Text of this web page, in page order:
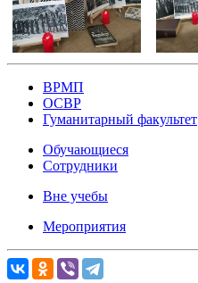
ВРМП
ОСВР
Гуманитарный факультет
Обучающиеся
Сотрудники
Вне учебы
Мероприятия